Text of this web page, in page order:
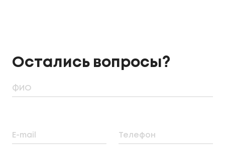
Остались вопросы?
ФИО
E-mail Телефон